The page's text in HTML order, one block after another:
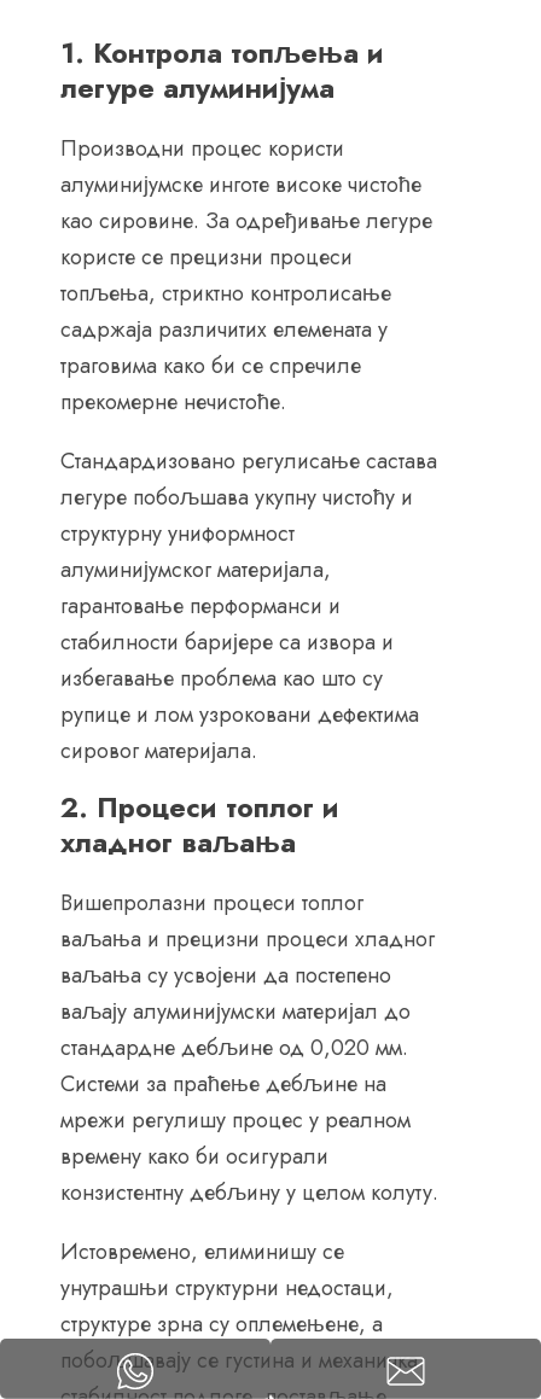
1. Контрола топљења и
легуре алуминијума
Производни процес користи
алуминијумске инготе високе чистоће
као сировине. За одређивање легуре
користе се прецизни процеси
топљења, стриктно контролисање
садржаја различитих елемената у
траговима како би се спречиле
прекомерне нечистоће.
Стандардизовано регулисање састава
легуре побољшава укупну чистоћу и
структурну униформност
алуминијумског материјала,
гарантовање перформанси и
стабилности баријере са извора и
избегавање проблема као што су
рупице и лом узроковани дефектима
сировог материјала.
2. Процеси топлог и
хладног ваљања
Вишепролазни процеси топлог
ваљања и прецизни процеси хладног
ваљања су усвојени да постепено
ваљају алуминијумски материјал до
стандардне дебљине од 0,020 мм.
Системи за праћење дебљине на
мрежи регулишу процес у реалном
времену како би осигурали
конзистентну дебљину у целом колуту.
Истовремено, елиминишу се
унутрашњи структурни недостаци,
структуре зрна су оплемењене, а
побољшавају се густина и механичка